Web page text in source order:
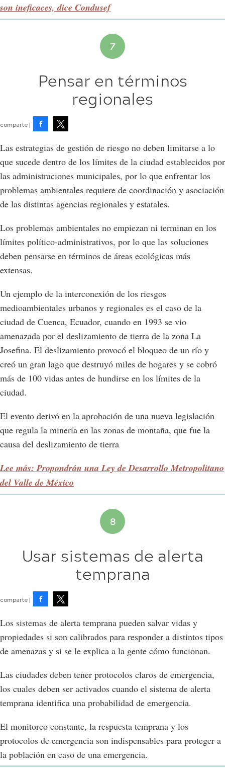
son ineficaces, dice Condusef
Pensar en términos
regionales
Las estrategias de gestión de riesgo no deben limitarse a lo
que sucede dentro de los límites de la ciudad establecidos por
las administraciones municipales, por lo que enfrentar los
problemas ambientales requiere de coordinación y asociación
de las distintas agencias regionales y estatales.
Los problemas ambientales no empiezan ni terminan en los
límites político-administrativos, por lo que las soluciones
deben pensarse en términos de áreas ecológicas más
extensas.
Un ejemplo de la interconexión de los riesgos
medioambientales urbanos y regionales es el caso de la
ciudad de Cuenca, Ecuador, cuando en 1993 se vio
amenazada por el deslizamiento de tierra de la zona La
Josefina. El deslizamiento provocó el bloqueo de un río y
creó un gran lago que destruyó miles de hogares y se cobró
más de 100 vidas antes de hundirse en los límites de la
ciudad.
El evento derivó en la aprobación de una nueva legislación
que regula la minería en las zonas de montaña, que fue la
causa del deslizamiento de tierra
Lee más: Propondrán una Ley de Desarrollo Metropolitano
del Valle de México
Usar sistemas de alerta
temprana
Los sistemas de alerta temprana pueden salvar vidas y
propiedades si son calibrados para responder a distintos tipos
de amenazas y si se le explica a la gente cómo funcionan.
Las ciudades deben tener protocolos claros de emergencia,
los cuales deben ser activados cuando el sistema de alerta
temprana identifica una probabilidad de emergencia.
El monitoreo constante, la respuesta temprana y los
protocolos de emergencia son indispensables para proteger a
la población en caso de una emergencia.